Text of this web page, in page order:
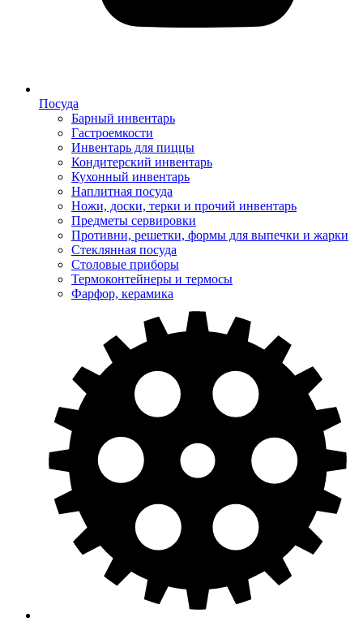
Посуда
Барный инвентарь
Гастроемкости
Инвентарь для пиццы
Кондитерский инвентарь
Кухонный инвентарь
Наплитная посуда
Ножи, доски, терки и прочий инвентарь
Предметы сервировки
Противни, решетки, формы для выпечки и жарки
Стеклянная посуда
Столовые приборы
Термоконтейнеры и термосы
Фарфор, керамика